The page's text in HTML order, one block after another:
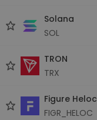
Solana
SOL
TRON
TRX
Figure Heloc
FIGR_HELOC